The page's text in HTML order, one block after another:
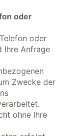
oder
oder
Ihre Anfrage
Zwecke der
ohne Ihre